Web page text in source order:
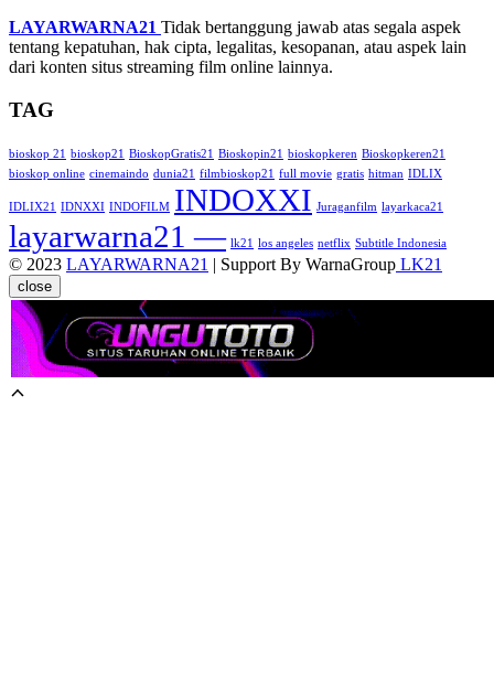
LAYARWARNA21 Tidak bertanggung jawab atas segala aspek
tentang kepatuhan, hak cipta, legalitas, kesopanan, atau aspek lain
dari konten situs streaming film online lainnya.
TAG
bioskop 21 bioskop21 BioskopGratis21 Bioskopin21 bioskopkeren Bioskopkeren21
bioskop online cinemaindo dunia21 filmbioskop21 full movie gratis hitman IDLIX
IDLIX21 IDNXXI INDOFILM INDOXXI Juraganfilm layarkaca21
layarwarna21 — lk21 los angeles netflix Subtitle Indonesia
© 2023 LAYARWARNA21 | Support By WarnaGroup LK21
close